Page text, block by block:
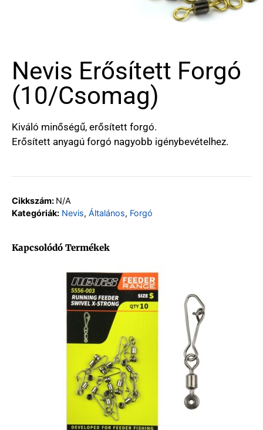
Nevis Erősített Forgó
(10/csomag)
Kiváló minőségű, erősített forgó.
Erősített anyagú forgó nagyobb igénybevételhez.
Cikkszám: N/A
Kategóriák: Nevis, Általános, Forgó
Kapcsolódó Termékek